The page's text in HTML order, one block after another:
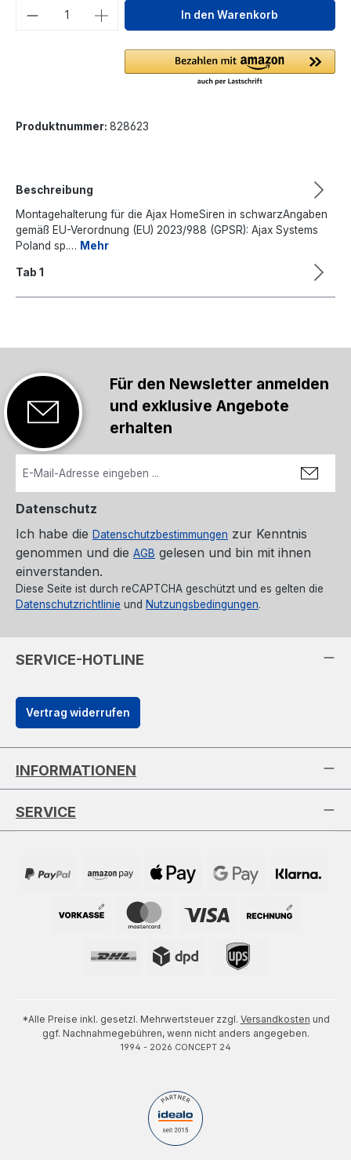
Produkt Anzahl: Gib denIn den Warenkorb
Produktnummer: 828623
Beschreibung
Montagehalterung für die Ajax HomeSiren in schwarzAngaben
gemäß EU-Verordnung (EU) 2023/988 (GPSR): Ajax Systems
Poland sp.… Mehr
Tab 1
Für den Newsletter anmelden
und exklusive Angebote
erhalten
Datenschutz
Ich habe die Datenschutzbestimmungen zur Kenntnis
genommen und die AGB gelesen und bin mit ihnen
einverstanden.
Diese Seite ist durch reCAPTCHA geschützt und es gelten die
Datenschutzrichtlinie und Nutzungsbedingungen.
SERVICE-HOTLINE
Vertrag widerrufen
INFORMATIONEN
SERVICE
*Alle Preise inkl. gesetzl. Mehrwertsteuer zzgl. Versandkosten und
ggf. Nachnahmegebühren, wenn nicht anders angegeben.
1994 - 2026 CONCEPT 24